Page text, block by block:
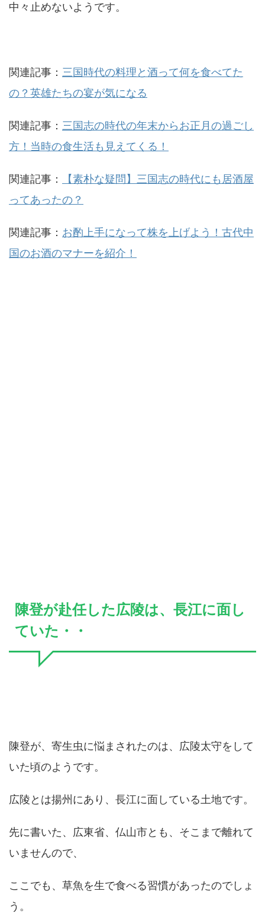
中々止めないようです。
関連記事： 三国時代の料理と酒って何を食べてた
の？英雄たちの宴が気になる
関連記事： 三国志の時代の年末からお正月の過ごし
方！当時の食生活も見えてくる！
関連記事：
【素朴な疑問】三国志の時代にも居酒屋
ってあったの？
関連記事： お酌上手になって株を上げよう！古代中
国のお酒のマナーを紹介！
陳登が赴任した広陵は、長江に面し
ていた・・
陳登が、寄生虫に悩まされたのは、広陵太守をして
いた頃のようです。
広陵とは揚州にあり、長江に面している土地です。
先に書いた、広東省、仏山市とも、そこまで離れて
いませんので、
ここでも、草魚を生で食べる習慣があったのでしょ
う。